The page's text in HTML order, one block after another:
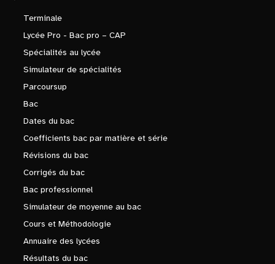
Terminale
Lycée Pro - Bac pro – CAP
Spécialités au lycée
Simulateur de spécialités
Parcoursup
Bac
Dates du bac
Coefficients bac par matière et série
Révisions du bac
Corrigés du bac
Bac professionnel
Simulateur de moyenne au bac
Cours et Méthodologie
Annuaire des lycées
Résultats du bac